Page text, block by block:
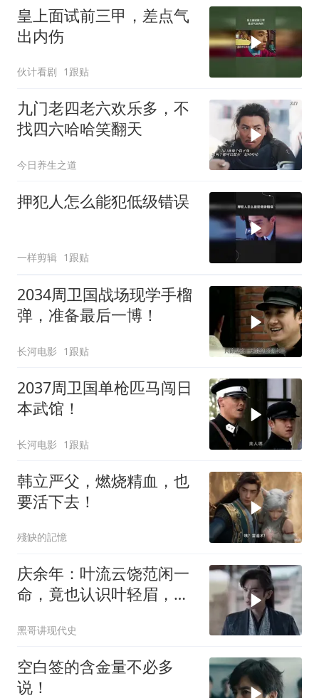
皇上面试前三甲，差点气
出内伤
伙计看剧 1跟贴
九门老四老六欢乐多，不
找四六哈哈笑翻天
今日养生之道
押犯人怎么能犯低级错误
一样剪辑 1跟贴
2034周卫国战场现学手榴
弹，准备最后一博！
长河电影 1跟贴
2037周卫国单枪匹马闯日
本武馆！
长河电影 1跟贴
韩立严父，燃烧精血，也
要活下去！
殘缺的記憶
庆余年：叶流云饶范闲一
命，竟也认识叶轻眉，下
黑哥讲现代史
空白签的含金量不必多
说！